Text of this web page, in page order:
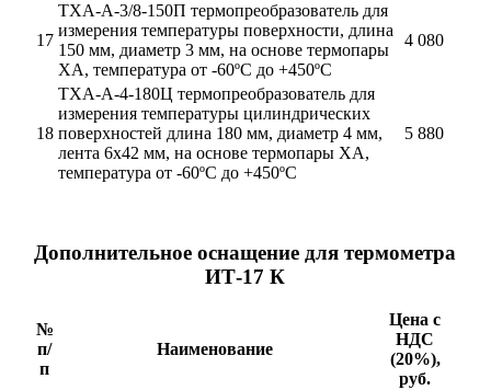
17
ТХА-А-3/8-150П термопреобразователь для
измерения температуры поверхности, длина
150 мм, диаметр 3 мм, на основе термопары
ХА, температура от -60ºС до +450ºС
4 080
18
ТХА-А-4-180Ц термопреобразователь для
измерения температуры цилиндрических
поверхностей длина 180 мм, диаметр 4 мм,
лента 6х42 мм, на основе термопары ХА,
температура от -60ºС до +450ºС
5 880
Дополнительное оснащение для термометра
ИТ-17 К
№
п/
п
Наименование
Цена с
НДС
(20%),
руб.